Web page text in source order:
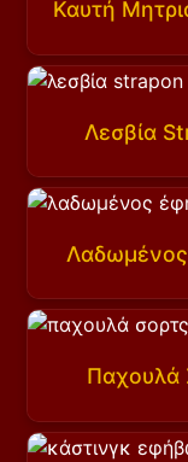
Καυτή
Λεσβία
Παχουλά